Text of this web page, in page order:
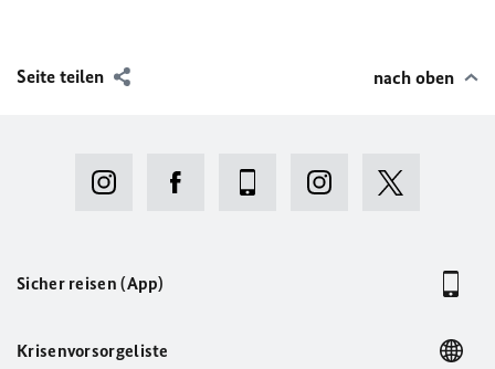
Seite teilen nach oben
Sicher reisen (App)
Krisenvorsorgeliste